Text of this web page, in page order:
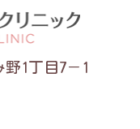
1丁目7－1